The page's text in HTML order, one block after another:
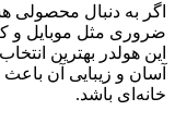
اگر به دنبال محصولی
ضروری مثل موبایل و
این هولدر بهترین
آسان و زیبایی آن
خانه‌ای باشد.